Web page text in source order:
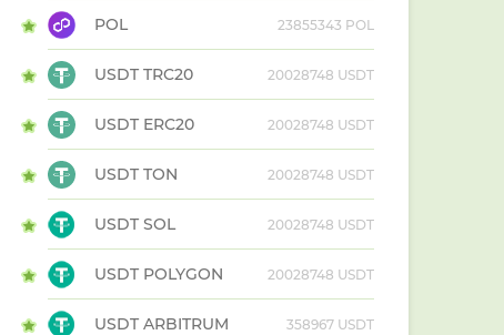
POL 23855343 POL
USDT TRC20 20028748 USDT
USDT ERC20 20028748 USDT
USDT TON 20028748 USDT
USDT SOL 20028748 USDT
USDT POLYGON 20028748 USDT
USDT ARBITRUM 358967 USDT